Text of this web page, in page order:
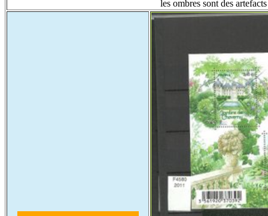
les ombres sont des